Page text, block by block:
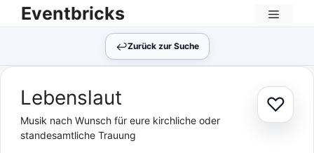
Zum
Inhalt
Eventbricks
Menü
↩︎Zurück zur Suche
♡Zur
Lebenslaut
Musik nach Wunsch für eure kirchliche oder
standesamtliche Trauung